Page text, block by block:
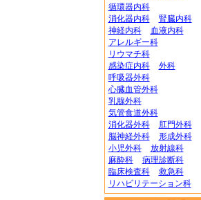
循環器内科
消化器内科
腎臓内科
神経内科
血液内科
アレルギー科
リウマチ科
感染症内科
外科
呼吸器外科
心臓血管外科
乳腺外科
気管食道外科
消化器外科
肛門外科
脳神経外科
形成外科
小児外科
放射線科
麻酔科
病理診断科
臨床検査科
救急科
リハビリテーション科